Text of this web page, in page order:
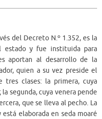
del Decreto N.º 1.352, es la
estado y fue instituida para
aportan al desarrollo de la
quien a su vez preside el
tres clases: la primera, cuya
segunda, cuya venera pende
que se lleva al pecho. La
elaborada en seda moaré